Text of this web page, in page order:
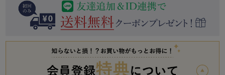
春 夏 冬
すべての生地一覧はこちら
作務衣
ーブ
ズボン単品